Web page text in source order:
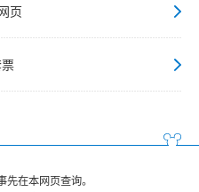
页
在本网页查询。